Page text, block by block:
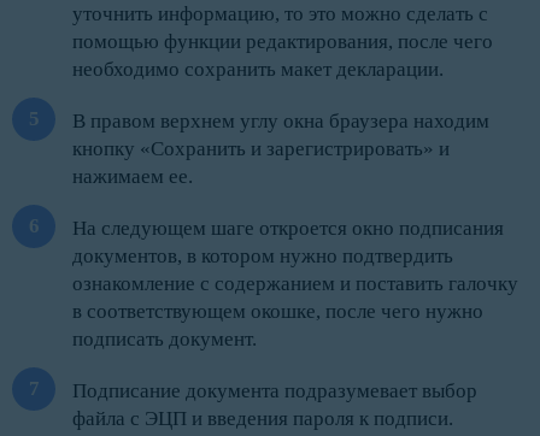
уточнить информацию, то это можно сделать с
помощью функции редактирования, после чего
необходимо сохранить макет декларации.
В правом верхнем углу окна браузера находим
кнопку «Сохранить и зарегистрировать» и
нажимаем ее.
На следующем шаге откроется окно подписания
документов, в котором нужно подтвердить
ознакомление с содержанием и поставить галочку
в соответствующем окошке, после чего нужно
подписать документ.
Подписание документа подразумевает выбор
файла с ЭЦП и введения пароля к подписи.